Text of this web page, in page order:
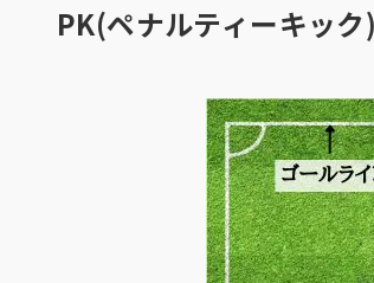
PK(ペナルティーキッ